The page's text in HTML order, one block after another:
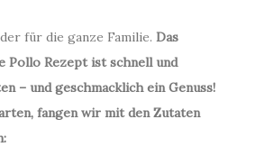
für die ganze Familie. Das
Pollo Rezept ist schnell und
– und geschmacklich ein Genuss!
fangen wir mit den Zutaten